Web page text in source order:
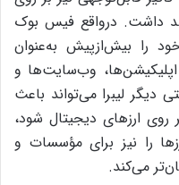
داشت. درواقع فیس بوک
را بیش‌ازپیش به‌عنوان
اپلیکیشن‌ها، وب‌سایت‌ها و
دیگر لیبرا می‌تواند باعث
روی ارزهای دیجیتال شود،
را نیز برای مؤسسات و
می‌کند.